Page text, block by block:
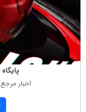
اخبار